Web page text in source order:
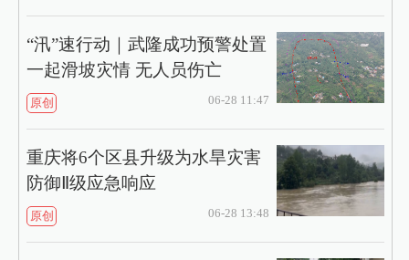
“汛”速行动｜武隆成功预警处置
一起滑坡灾情 无人员伤亡
原创 06-28 11:47
重庆将6个区县升级为水旱灾害
防御Ⅱ级应急响应
原创 06-28 13:48